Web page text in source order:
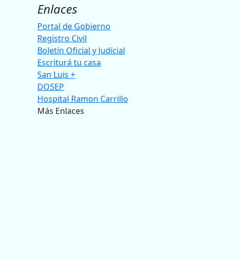
Enlaces
Portal de Gobierno
Registro Civil
Boletín Oficial y Judicial
Escriturá tu casa
San Luis +
DOSEP
Hospital Ramon Carrillo
Más Enlaces